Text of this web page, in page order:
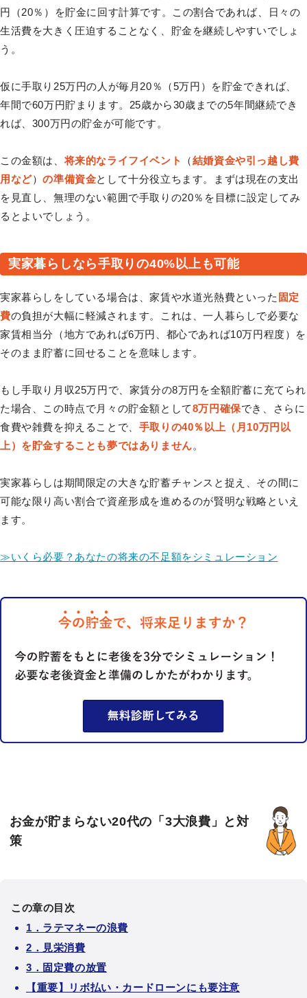
円（20％）を貯金に回す計算です。この割合であれば、日々の
生活費を大きく圧迫することなく、貯金を継続しやすいでしょ
う。
仮に手取り25万円の人が毎月20％（5万円）を貯金できれば、
年間で60万円貯まります。25歳から30歳までの5年間継続でき
れば、300万円の貯金が可能です。
この金額は、将来的なライフイベント （結婚資金や引っ越し費
用など）の準備資金として十分役立ちます。まずは現在の支出
を見直し、無理のない範囲で手取りの20％を目標に設定してみ
るとよいでしょう。
実家暮らしなら手取りの40%以上も可能
実家暮らしをしている場合は、家賃や水道光熱費といった 固定
費の負担が大幅に軽減されます。これは、一人暮らしで必要な
家賃相当分（地方であれば6万円、都心であれば10万円程度）を
そのまま貯蓄に回せることを意味します。
もし手取り月収25万円で、家賃分の8万円を全額貯蓄に充てられ
た場合、この時点で月々の貯金額として8万円確保でき、さらに
食費や雑費を抑えることで、 手取りの40％以上（月10万円以
上）を貯金することも夢ではありません。
実家暮らしは期間限定の大きな貯蓄チャンスと捉え、その間に
可能な限り高い割合で資産形成を進めるのが賢明な戦略といえ
ます。
≫いくら必要？あなたの将来の不足額をシミュレーション
お金が貯まらない20代の「3大浪費」と対
策
この章の目次
1．ラテマネーの浪費
2．見栄消費
3．固定費の放置
【重要】リボ払い・カードローンにも要注意